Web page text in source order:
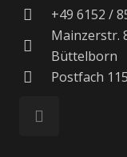
+49 6152 /
Mainzerstr.
Büttelborn
Postfach